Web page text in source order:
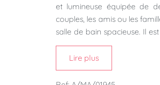
et lumineuse équipée de
couples, les amis ou les
salle de bain spacieuse. Il
centre de Malaga.
Lire plus